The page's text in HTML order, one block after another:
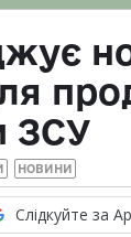
ЗСУ
НОВИНИ
Слідкуйте за